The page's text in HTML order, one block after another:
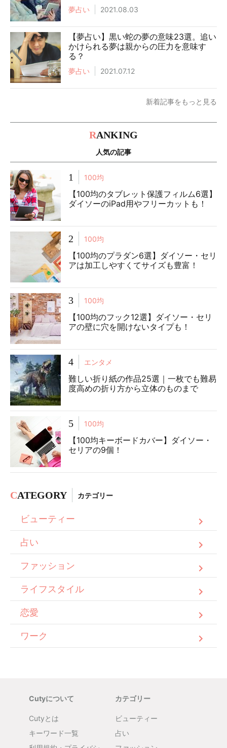
夢占い 2021.08.03
【夢占い】黒い蛇の夢の意味23選。追い
かけられる夢は親からの圧力を意味す
る？
夢占い 2021.07.12
新着記事をもっと見る
RANKING
人気の記事
1 100均
【100均のタブレット保護フィルム6選】
ダイソーのiPad用やフリーカットも！
2 100均
【100均のプラダン6選】ダイソー・セリ
アは加工しやすくてサイズも豊富！
3 100均
【100均のフック12選】ダイソー・セリ
アの壁に穴を開けないタイプも！
4 エンタメ
難しい折り紙の作品25選｜一枚でも難易
度高めの折り方から立体のものまで
5 100均
【100均キーボードカバー】ダイソー・
セリアの9個！
CATEGORY カテゴリー
ビューティー
占い
ファッション
ライフスタイル
恋愛
ワーク
Cutyについて
Cutyとは
キーワード一覧
カテゴリー
ビューティー
占い